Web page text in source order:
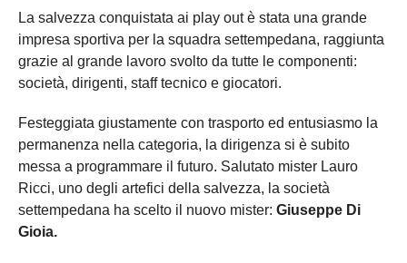
La salvezza conquistata ai play out è stata una grande
impresa sportiva per la squadra settempedana, raggiunta
grazie al grande lavoro svolto da tutte le componenti:
società, dirigenti, staff tecnico e giocatori.
Festeggiata giustamente con trasporto ed entusiasmo la
permanenza nella categoria, la dirigenza si è subito
messa a programmare il futuro. Salutato mister Lauro
Ricci, uno degli artefici della salvezza, la società
settempedana ha scelto il nuovo mister: Giuseppe Di
Gioia.